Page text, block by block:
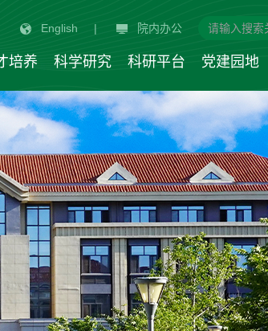
English | 院内办公
培养 科学研究 科研平台 党建园地